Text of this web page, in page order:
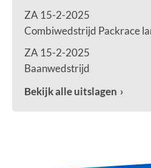
ZA 15-2-2025
Combiwedstrijd Packrace
ZA 15-2-2025
Baanwedstrijd
Bekijk alle uitslagen